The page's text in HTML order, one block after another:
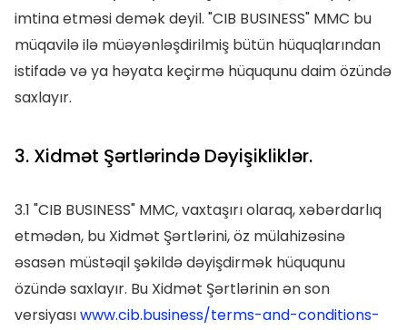
imtina etməsi demək deyil. "CIB BUSINESS" MMC bu
müqavilə ilə müəyənləşdirilmiş bütün hüquqlarından
istifadə və ya həyata keçirmə hüququnu daim özündə
saxlayır.
3. Xidmət Şərtlərində Dəyişikliklər.
3.1 "CIB BUSINESS" MMC, vaxtaşırı olaraq, xəbərdarlıq
etmədən, bu Xidmət Şərtlərini, öz mülahizəsinə
əsasən müstəqil şəkildə dəyişdirmək hüququnu
özündə saxlayır. Bu Xidmət Şərtlərinin ən son
versiyasıwww.cib.business/terms-and-conditions-